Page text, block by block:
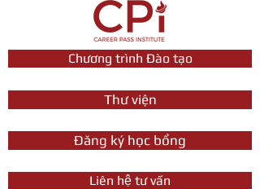
Chương trình Đào tạo
Thư viện
Đăng ký học bổng
Liên hệ tư vấn